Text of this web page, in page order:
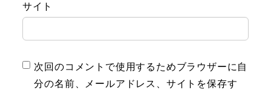
サイト
次回のコメントで使用するためブラウザーに自
分の名前、メールアドレス、サイトを保存す